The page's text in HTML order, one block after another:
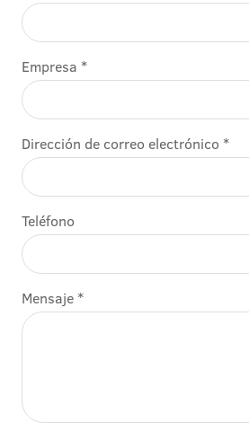
Empresa *
Dirección de correo electrónico *
Teléfono
Mensaje *